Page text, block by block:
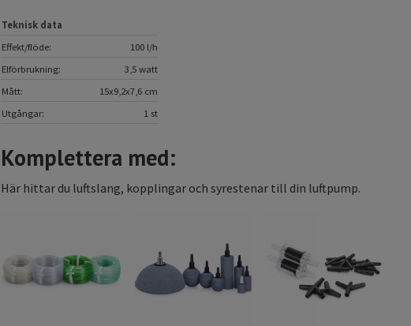
Teknisk data
Effekt/flöde:
100 l/h
Elförbrukning:
3,5 watt
Mått:
15x9,2x7,6 cm
Utgångar:
1 st
Komplettera med:
Här hittar du luftslang, kopplingar och syrestenar till din luftpump.